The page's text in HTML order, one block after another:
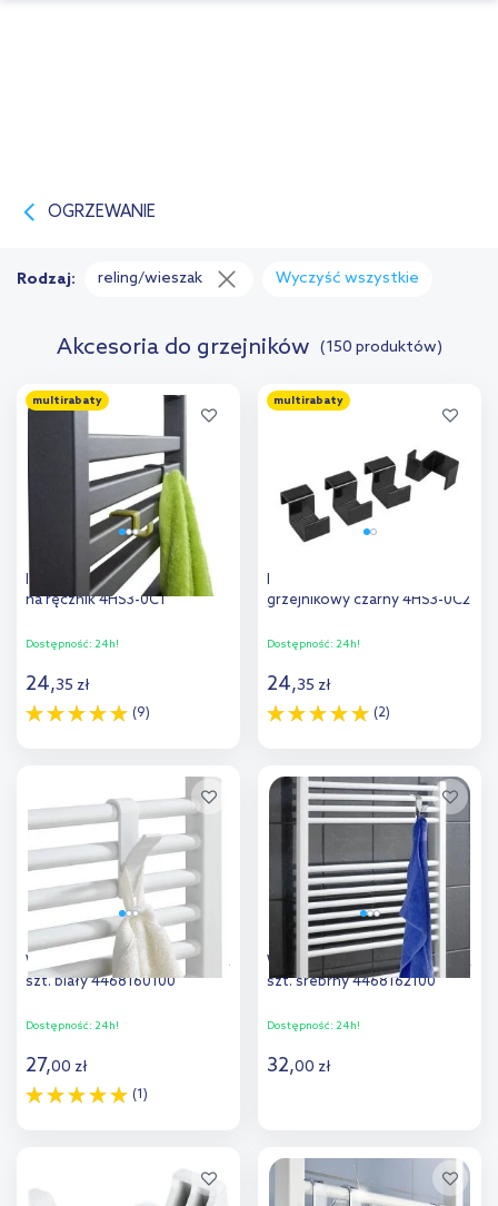
OGRZEWANIE
Akcesoria do grzejników (150 produktów)
Rodzaj: reling/wieszak Wyczyść wszystkie
multirabaty
Instal Projekt Poppy wieszak
na ręcznik 4HS3-0C1
Dostępność: 24h!
24,35 zł
(9)
porównania
multirabaty
Instal Projekt HS3 wieszaki
grzejnikowy czarny 4HS3-0C2
Dostępność: 24h!
24,35 zł
(2)
Dodaj do
Wenko wieszak grzejnikowy 2
szt. biały 4468160100
Dostępność: 24h!
27,00 zł
(1)
Wenko wieszak grzejnikowy 2
szt. srebrny 4468162100
Dostępność: 24h!
32,00 zł
Dodaj do